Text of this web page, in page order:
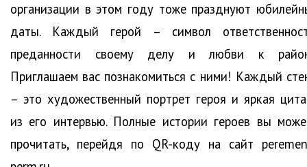
организации в этом году тоже празднуют
даты. Каждый герой – символ
преданности своему делу и любви к
Приглашаем вас познакомиться с ними! Каждый
– это художественный портрет героя и яркая
из его интервью. Полные истории героев вы
прочитать, перейдя по QR-коду на сайт